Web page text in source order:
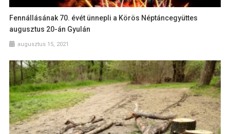
Fennállásának 70. évét ünnepli a Körös Néptáncegyüttes
augusztus 20-án Gyulán
augusztus 15, 2021